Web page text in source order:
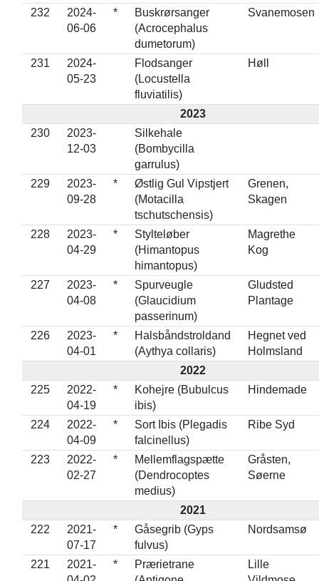
232
2024-
06-06
*
Buskrørsanger
(Acrocephalus
dumetorum)
Svanemosen
231
2024-
05-23
Flodsanger
(Locustella
fluviatilis)
Høll
2023
230
2023-
12-03
Silkehale
(Bombycilla
garrulus)
229
2023-
09-28
*
Østlig Gul Vipstjert
(Motacilla
tschutschensis)
Grenen,
Skagen
228
2023-
04-29
*
Stylteløber
(Himantopus
himantopus)
Magrethe
Kog
227
2023-
04-08
*
Spurveugle
(Glaucidium
passerinum)
Gludsted
Plantage
226
2023-
04-01
*
Halsbåndstroldand
(Aythya collaris)
Hegnet ved
Holmsland
2022
225
2022-
04-19
*
Kohejre (Bubulcus
ibis)
Hindemade
224
2022-
04-09
*
Sort Ibis (Plegadis
falcinellus)
Ribe Syd
223
2022-
02-27
*
Mellemflagspætte
(Dendrocoptes
medius)
Gråsten,
Søerne
2021
222
2021-
07-17
*
Gåsegrib (Gyps
fulvus)
Nordsamsø
221
2021-
*
Prærietrane
Lille